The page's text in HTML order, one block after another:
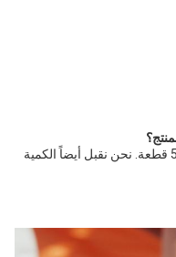
الجواب: الحد الأدنى للوفرة لهذا المنتج هو 50 قطعة. نحن نقبل أيضاً الكمية